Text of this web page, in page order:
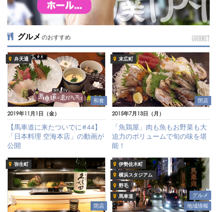
グルメ のおすすめ GOURMET
弁天通
和食
2019年11月1日（金）
【馬車道に来たついでに#44】
「日本料理 空海本店」の動画が
公開
末広町
閉店
2015年7月13日（月）
「魚鶏屋」肉も魚もお野菜も大
迫力のボリュームで旬の味を堪
能！
弥生町
閉店
伊勢佐木町
横浜スタジアム
野毛
馬車道
グルメ
地域情報